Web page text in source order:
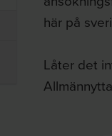
här på
Låter det